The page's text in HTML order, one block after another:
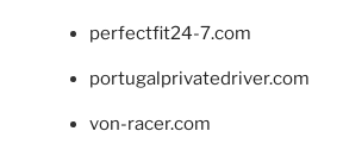
perfectfit24-7.com
portugalprivatedriver.com
von-racer.com